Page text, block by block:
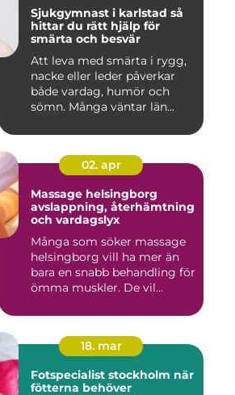
Sjukgymnast i karlstad så
hittar du rätt hjälp för
smärta och besvär
Att leva med smärta i rygg,
nacke eller leder påverkar
både vardag, humör och
sömn. Många väntar län...
02. apr
Massage helsingborg
avslappning, återhämtning
och vardagslyx
Många som söker massage
helsingborg vill ha mer än
bara en snabb behandling för
ömma muskler. De vil...
18. mar
Fotspecialist stockholm när
fötterna behöver